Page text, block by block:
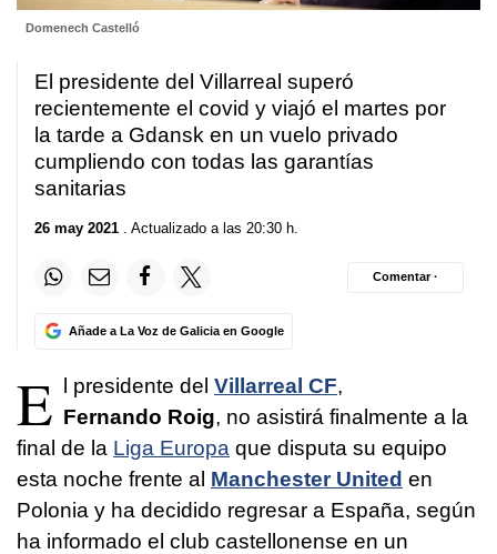
Domenech Castelló
El presidente del Villarreal superó
recientemente el covid y viajó el martes por
la tarde a Gdansk en un vuelo privado
cumpliendo con todas las garantías
sanitarias
26 may 2021 . Actualizado a las 20:30 h.
Añade a La Voz de Galicia en Google
Comentar ·
E l presidente del Villarreal CF,
Fernando Roig, no asistirá finalmente a la
final de la Liga Europa que disputa su equipo
esta noche frente al Manchester United en
Polonia y ha decidido regresar a España, según
ha informado el club castellonense en un